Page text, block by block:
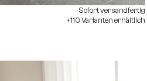
Sofort versandfertig
+110 Varianten erhältlich